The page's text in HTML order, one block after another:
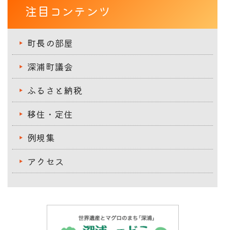
注目コンテンツ
町長の部屋
深浦町議会
ふるさと納税
移住・定住
例規集
アクセス